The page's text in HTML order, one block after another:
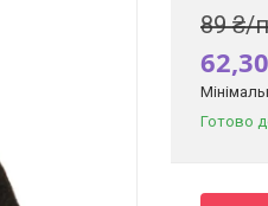
89 ₴/
Готово